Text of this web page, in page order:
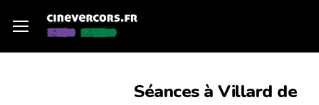
Menu
Séances à Villard de